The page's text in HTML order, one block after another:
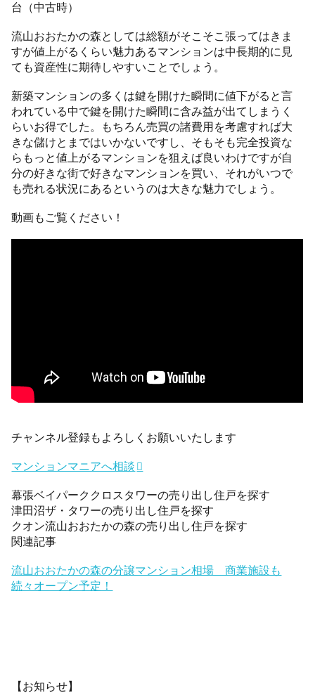
台（中古時）
流山おおたかの森としては総額がそこそこ張ってはきま
すが値上がるくらい魅力あるマンションは中長期的に見
ても資産性に期待しやすいことでしょう。
新築マンションの多くは鍵を開けた瞬間に値下がると言
われている中で鍵を開けた瞬間に含み益が出てしまうく
らいお得でした。もちろん売買の諸費用を考慮すれば大
きな儲けとまではいかないですし、そもそも完全投資な
らもっと値上がるマンションを狙えば良いわけですが自
分の好きな街で好きなマンションを買い、それがいつで
も売れる状況にあるというのは大きな魅力でしょう。
動画もご覧ください！
チャンネル登録もよろしくお願いいたします
マンションマニアへ相談
幕張ベイパーククロスタワーの売り出し住戸を探す
津田沼ザ・タワーの売り出し住戸を探す
クオン流山おおたかの森の売り出し住戸を探す
関連記事
流山おおたかの森の分譲マンション相場 商業施設も
続々オープン予定！
【お知らせ】